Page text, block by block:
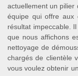
actuellement un pilier
équipe qui offre aux
résultat impeccable.
que nous affichons
nettoyage de
chargés de clientèle
vous voulez obtenir